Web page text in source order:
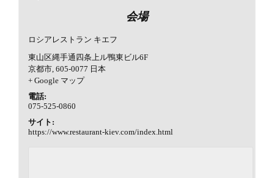
会場
ロシアレストラン キエフ
東山区縄手通四条上ル鴨東ビル6F
京都市 605-0077 日本
+ Google マップ
電話:
075-525-0860
サイト:
https://www.restaurant-kiev.com/index.html